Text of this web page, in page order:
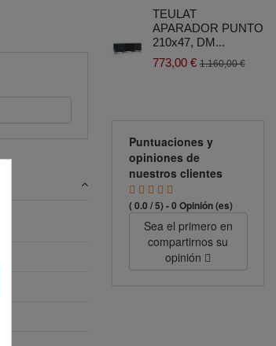
TEULAT
APARADOR PUNTO
210x47, DM...
773,00 € 1.160,00 €
Puntuaciones y
opiniones de
nuestros clientes
( 0.0 / 5) - 0 Opinión (es)
Sea el primero en
compartirnos su
opinión